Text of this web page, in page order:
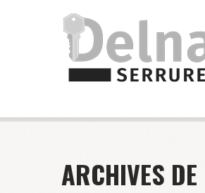
ARCHIVES